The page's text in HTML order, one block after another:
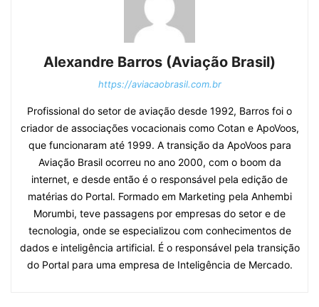
Alexandre Barros (Aviação Brasil)
https://aviacaobrasil.com.br
Profissional do setor de aviação desde 1992, Barros foi o
criador de associações vocacionais como Cotan e ApoVoos,
que funcionaram até 1999. A transição da ApoVoos para
Aviação Brasil ocorreu no ano 2000, com o boom da
internet, e desde então é o responsável pela edição de
matérias do Portal. Formado em Marketing pela Anhembi
Morumbi, teve passagens por empresas do setor e de
tecnologia, onde se especializou com conhecimentos de
dados e inteligência artificial. É o responsável pela transição
do Portal para uma empresa de Inteligência de Mercado.